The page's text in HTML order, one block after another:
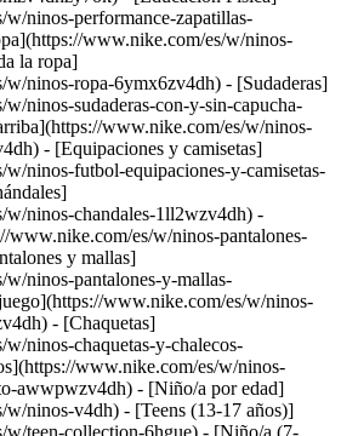
ninos-performance-zapatillas-
www.nike.com/es/w/ninos-
la ropa]
ninos-ropa-6ymx6zv4dh) - [Sudaderas]
ninos-sudaderas-con-y-sin-capucha-
www.nike.com/es/w/ninos-
- [Equipaciones y camisetas]
ninos-futbol-equipaciones-y-camisetas-
ninos-chandales-1ll2wzv4dh) -
www.nike.com/es/w/ninos-pantalones-
y mallas]
ninos-pantalones-y-mallas-
www.nike.com/es/w/ninos-
- [Chaquetas]
ninos-chaquetas-y-chalecos-
www.nike.com/es/w/ninos-
awwpwzv4dh) - [Niño/a por edad]
ninos-v4dh) - [Teens (13-17 años)]
w/teen-collection-6hgue) - [Niño/a (7-